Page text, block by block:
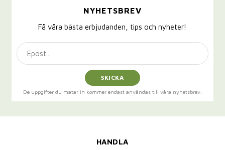
NYHETSBREV
Få våra bästa erbjudanden, tips och nyheter!
SKICKA
De uppgifter du matar in kommer endast användas till våra nyhetsbrev.
HANDLA